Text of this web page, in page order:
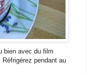
bien avec du film
pendant au